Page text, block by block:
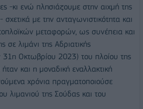
-κι ενώ πλησιάζουμε στην αιχμή της
σχετικά με την ανταγωνιστικότητα και
μεταφορών, ως συνέπεια και
σε λιμάνι της Αδριατικής
31η Οκτωβρίου 2023) του πλοίου της
και η μοναδική εναλλακτική
χρόνια πραγματοποιούσε
λιμανιού της Σούδας και του